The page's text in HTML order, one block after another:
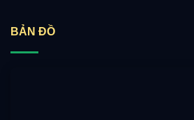
BẢN ĐỒ